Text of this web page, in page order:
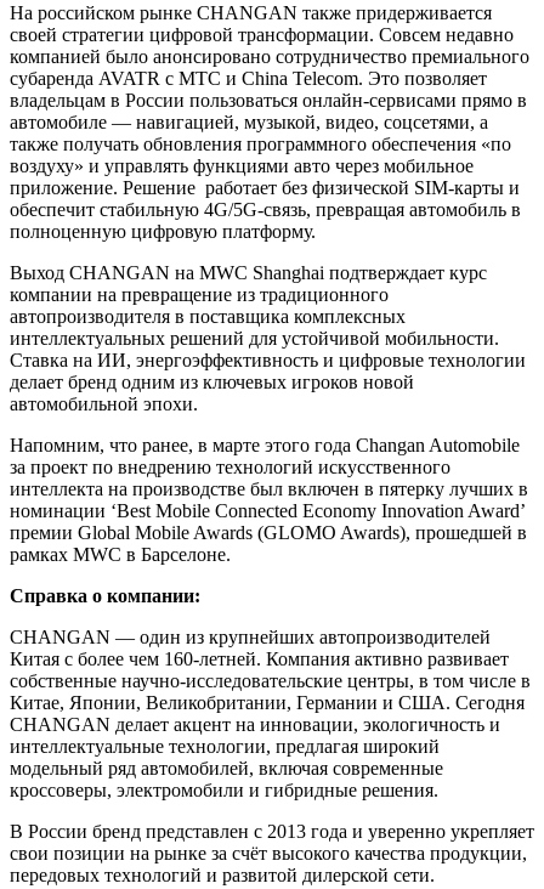
На российском рынке CHANGAN также придерживается
своей стратегии цифровой трансформации. Совсем недавно
компанией было анонсировано сотрудничество премиального
субаренда AVATR с МТС и China Telecom. Это позволяет
владельцам в России пользоваться онлайн-сервисами прямо в
автомобиле — навигацией, музыкой, видео, соцсетями, а
также получать обновления программного обеспечения «по
воздуху» и управлять функциями авто через мобильное
приложение. Решение работает без физической SIM-карты и
обеспечит стабильную 4G/5G-связь, превращая автомобиль в
полноценную цифровую платформу.
Выход CHANGAN на MWC Shanghai подтверждает курс
компании на превращение из традиционного
автопроизводителя в поставщика комплексных
интеллектуальных решений для устойчивой мобильности.
Ставка на ИИ, энергоэффективность и цифровые технологии
делает бренд одним из ключевых игроков новой
автомобильной эпохи.
Напомним, что ранее, в марте этого года Changan Automobile
за проект по внедрению технологий искусственного
интеллекта на производстве был включен в пятерку лучших в
номинации ‘Best Mobile Connected Economy Innovation Award’
премии Global Mobile Awards (GLOMO Awards), прошедшей в
рамках MWC в Барселоне.
Справка о компании:
CHANGAN — один из крупнейших автопроизводителей
Китая с более чем 160-летней. Компания активно развивает
собственные научно-исследовательские центры, в том числе в
Китае, Японии, Великобритании, Германии и США. Сегодня
CHANGAN делает акцент на инновации, экологичность и
интеллектуальные технологии, предлагая широкий
модельный ряд автомобилей, включая современные
кроссоверы, электромобили и гибридные решения.
В России бренд представлен с 2013 года и уверенно укрепляет
свои позиции на рынке за счёт высокого качества продукции,
передовых технологий и развитой дилерской сети.